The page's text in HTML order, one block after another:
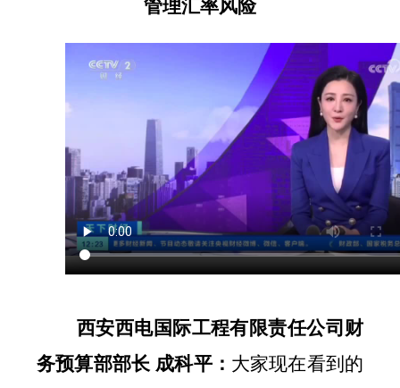
管理汇率风险
西安西电国际工程有限责任公司财
务预算部部长 成科平： 大家现在看到的